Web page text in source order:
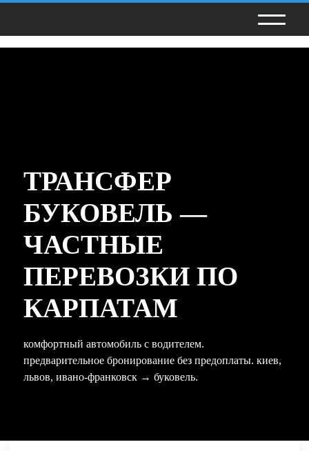
ТРАНСФЕР
БУКОВЕЛЬ —
ЧАСТНЫЕ
ПЕРЕВОЗКИ ПО
КАРПАТАМ
комфортный автомобиль с водителем.
предварительное бронирование без предоплаты. киев,
львов, ивано-франковск → буковель.